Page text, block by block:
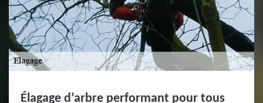
Élagage d’arbre performant pour tous